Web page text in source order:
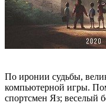
По иронии судьбы,
компьютерной игры.
спортсмен Яз; веселый